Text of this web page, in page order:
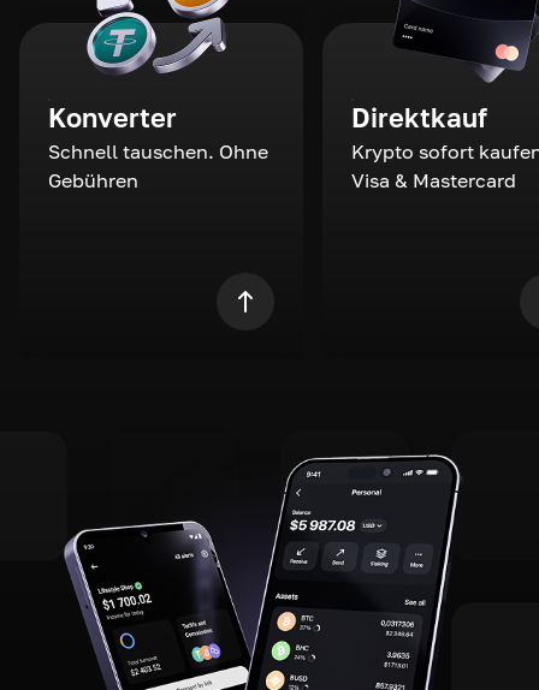
Konverter
Schnell tauschen. Ohne
Gebühren
Direktkauf
Krypto sofort
Visa & Mastercard